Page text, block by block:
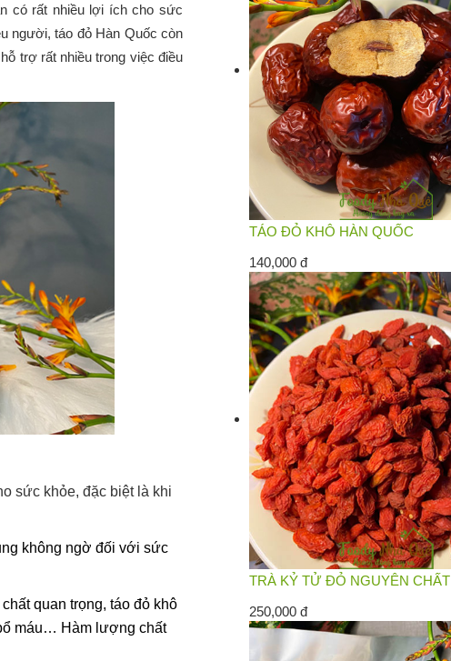
có rất nhiều lợi ích cho sức
người, táo đỏ Hàn Quốc còn
trợ rất nhiều trong việc điều
sức khỏe, đặc biệt là khi
không ngờ đối với sức
quan trọng, táo đỏ khô
máu… Hàm lượng chất
TÁO ĐỎ KHÔ HÀN QUỐC
140,000 đ
TRÀ KỶ TỬ ĐỎ NGUYÊN CHẤT
250,000 đ